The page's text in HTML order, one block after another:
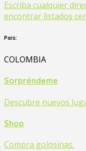
Escriba cualquier
encontrar listados
País:
COLOMBIA
Sorpréndeme
Descubre nuevos
Shop
Compra golosinas.